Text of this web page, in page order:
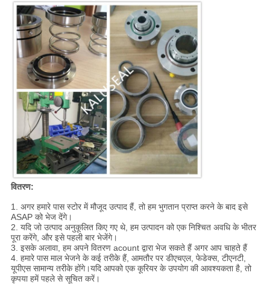
वितरण:
1. अगर हमारे पास स्टोर में मौजूद उत्पाद हैं, तो हम भुगतान प्राप्त करने के बाद इसे
ASAP को भेज देंगे।
2. यदि जो उत्पाद अनुकूलित किए गए थे, हम उत्पादन को एक निश्चित अवधि के भीतर
पूरा करेंगे, और इसे पहली बार भेजेंगे।
3. इसके अलावा, हम अपने वितरण acount द्वारा भेज सकते हैं अगर आप चाहते हैं
4. हमारे पास माल भेजने के कई तरीके हैं, आमतौर पर डीएचएल, फेडेक्स, टीएनटी,
यूपीएस सामान्य तरीके होंगे।यदि आपको एक कूरियर के उपयोग की आवश्यकता है, तो
कृपया हमें पहले से सूचित करें।